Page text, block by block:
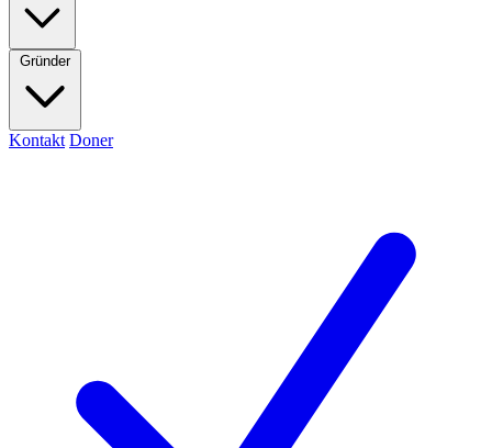
Gründer
Kontakt Doner